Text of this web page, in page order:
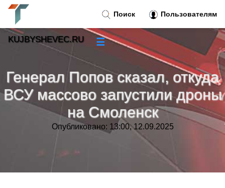
Генерал Попов сказал, откуда
ВСУ массово запустили дроны
на Смоленск
Опубликовано: 13:00, 12.09.2025
Поиск Пользователям
KUJBYSHEVEC.RU ☰
Новости»
Тренды новостей»
Рубрики»
Контакт»